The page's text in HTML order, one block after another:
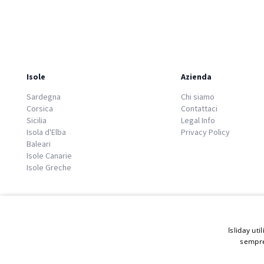
Isole
Sardegna
Corsica
Sicilia
Isola d'Elba
Baleari
Isole Canarie
Isole Greche
Azienda
Chi siamo
Contattaci
Legal Info
Privacy Policy
© 2026 Copyright GATE S.r.l - Via G. Cacciò 5 - 57034 Portoferraio -
Isliday